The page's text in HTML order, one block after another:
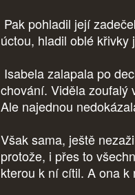
Pak pohladil její
úctou, hladil oblé
Isabela zalapala po
chování. Viděla zoufalý
Ale najednou
Však sama, ještě
protože, i přes to
kterou k ní cítil. A ona k